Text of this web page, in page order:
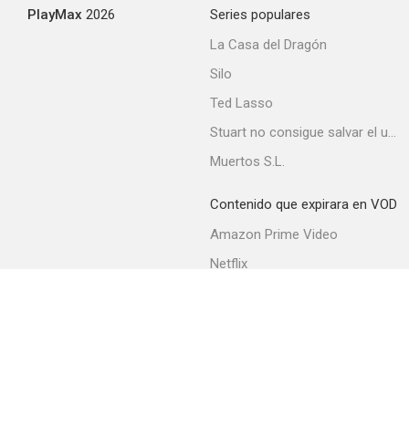
PlayMax 2026
Series populares
La Casa del Dragón
Silo
Ted Lasso
Stuart no consigue salvar el universo
Muertos S.L.
Contenido que expirara en VOD
Amazon Prime Video
Netflix